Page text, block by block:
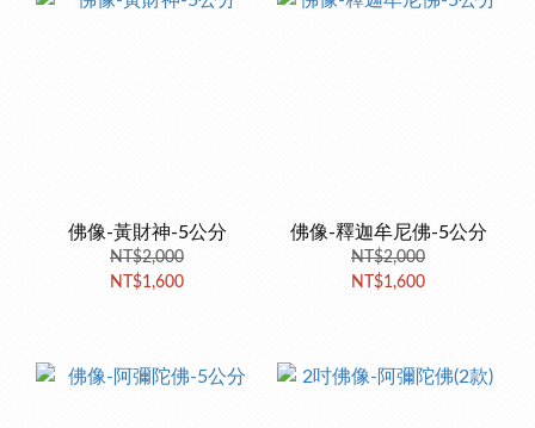
佛像-黃財神-5公分
NT$2,000
NT$1,600
佛像-釋迦牟尼佛-5公分
NT$2,000
NT$1,600